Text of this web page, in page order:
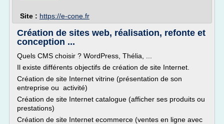
Site : https://e-cone.fr
Création de sites web, réalisation, refonte et
conception ...
Quels CMS choisir ? WordPress, Thélia, ...
Il existe différents objectifs de création de site Internet.
Création de site Internet vitrine (présentation de son
entreprise ou activité)
Création de site Internet catalogue (afficher ses produits ou
prestations)
Création de site Internet ecommerce (ventes en ligne avec